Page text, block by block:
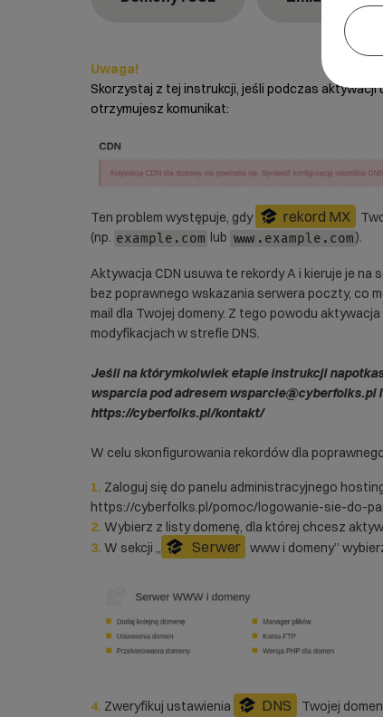
Uwaga!
Skorzystaj z tej instrukcji, jeśli podczas aktywacji
otrzymujesz komunikat:
Ten problem występuje, gdy rekord MX
(np. example.com lub www.example.com).
Aktywacja CDN usuwa te rekordy A i kieruje je
bez poprawnego wskazania serwera poczty, co
mail dla Twojej domeny. Z tego powodu
modyfikacjach w strefie DNS.
Jeśli na którymkolwiek etapie instrukcji
wsparcia pod adresem wsparcie@cyberfolks.pl
https://cyberfolks.pl/kontakt/
W celu skonfigurowania rekordów dla poprawnego
1. Zaloguj się do panelu administracyjnego
https://cyberfolks.pl/pomoc/logowanie-sie-do-
2. Wybierz z listy domenę, dla której chcesz
3. W sekcji „ Serwer www i domeny”
4. Zweryfikuj ustawienia DNS
Twojej